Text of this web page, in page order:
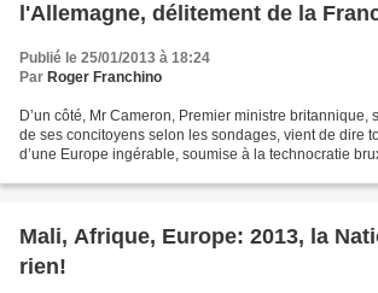
l'Allemagne, délitement de la
Publié le 25/01/2013 à 18:24
Par Roger Franchino
D’un côté, Mr Cameron, Premier ministre britannique,
de ses concitoyens selon les sondages, vient de dire
d’une Europe ingérable, soumise à la technocratie
Mali, Afrique, Europe: 2013, la
rien!